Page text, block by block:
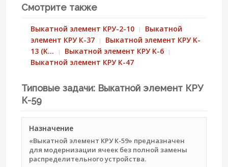
Смотрите также
Выкатной элемент КРУ-2-10
Выкатной
элемент КРУ К-37
Выкатной элемент КРУ K-
13 (K…
Выкатной элемент КРУ K-6
Выкатной элемент КРУ К-47
Типовые задачи: Выкатной элемент КРУ
К-59
Назначение
«Выкатной элемент КРУ К-59» предназначен
для модернизации ячеек без полной замены
распределительного устройства.